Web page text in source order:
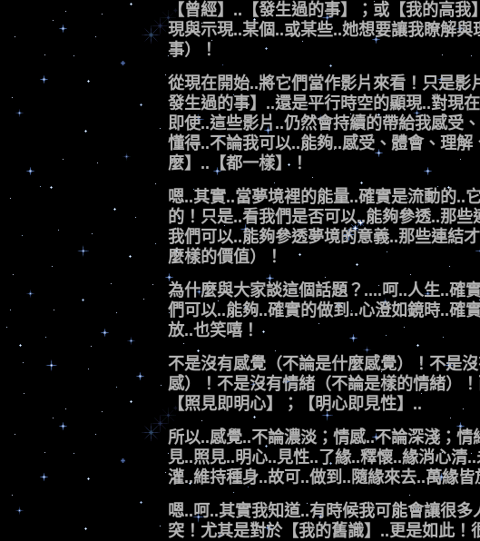
【曾經】..【發生過的事】；或【我的高我
現與示現..某個..或某些..她想要讓我瞭解與
事）！
從現在開始..將它們當作影片來看！只是影
發生過的事】..還是平行時空的顯現..對現
即使..這些影片..仍然會持續的帶給我感受
懂得..不論我可以..能夠..感受、體會、理
麼】..【都一樣】！
嗯..其實..當夢境裡的能量..確實是流動的..
的！只是..看我們是否可以..能夠參透..那
我們可以..能夠參透夢境的意義..那些連結
麼樣的價值）！
為什麼與大家談這個話題？....呵..人生..確
們可以..能夠..確實的做到..心澄如鏡時..確
放..也笑嘻！
不是沒有感覺（不論是什麼感覺）！不是
感）！不是沒有情緒（不論是樣的情緒）
【照見即明心】；【明心即見性】..
所以..感覺..不論濃淡；情感..不論深淺；
見..照見..明心..見性..了緣..釋懷..緣消心清
灌..維持種身..故可..做到..隨緣來去..萬緣皆
嗯..呵..其實我知道..有時候我可能會讓很
突！尤其是對於【我的舊識】..更是如此！